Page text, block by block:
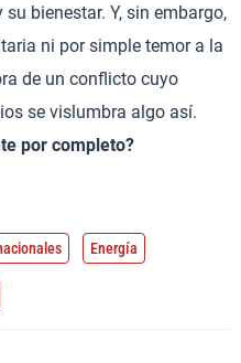
bienestar. Y, sin embargo,
ni por simple temor a la
de un conflicto cuyo
se vislumbra algo así.
por completo?
Energía